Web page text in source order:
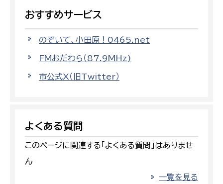
おすすめサービス
のぞいて、小田原！0465.net
FMおだわら（87.9MHz)
市公式X（旧Twitter）
よくある質問
このページに関連する「よくある質問」はありませ
ん
一覧を見る